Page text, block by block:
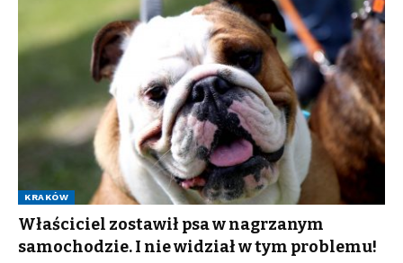
KRAKÓW
Właściciel zostawił psa w nagrzanym
samochodzie. I nie widział w tym problemu!